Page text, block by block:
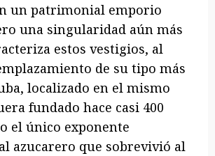
un patrimonial emporio
una singularidad aún más
estos vestigios, al
de su tipo más
localizado en el mismo
fundado hace casi 400
el único exponente
azucarero que sobrevivió al